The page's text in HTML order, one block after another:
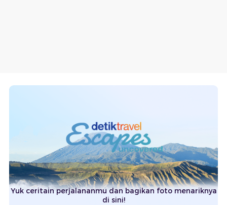
Yuk ceritain perjalananmu dan bagikan foto menariknya
di sini!